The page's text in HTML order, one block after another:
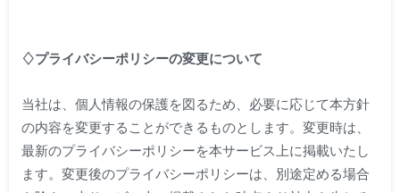
♢プライバシーポリシーの変更について
当社は、個人情報の保護を図るため、必要に応じて本方針
の内容を変更することができるものとします。変更時は、
最新のプライバシーポリシーを本サービス上に掲載いたし
ます。変更後のプライバシーポリシーは、別途定める場合